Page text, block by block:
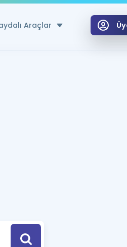
Araçlar
Aracı
için Öneriler
ile seni sınava hazırlayacak